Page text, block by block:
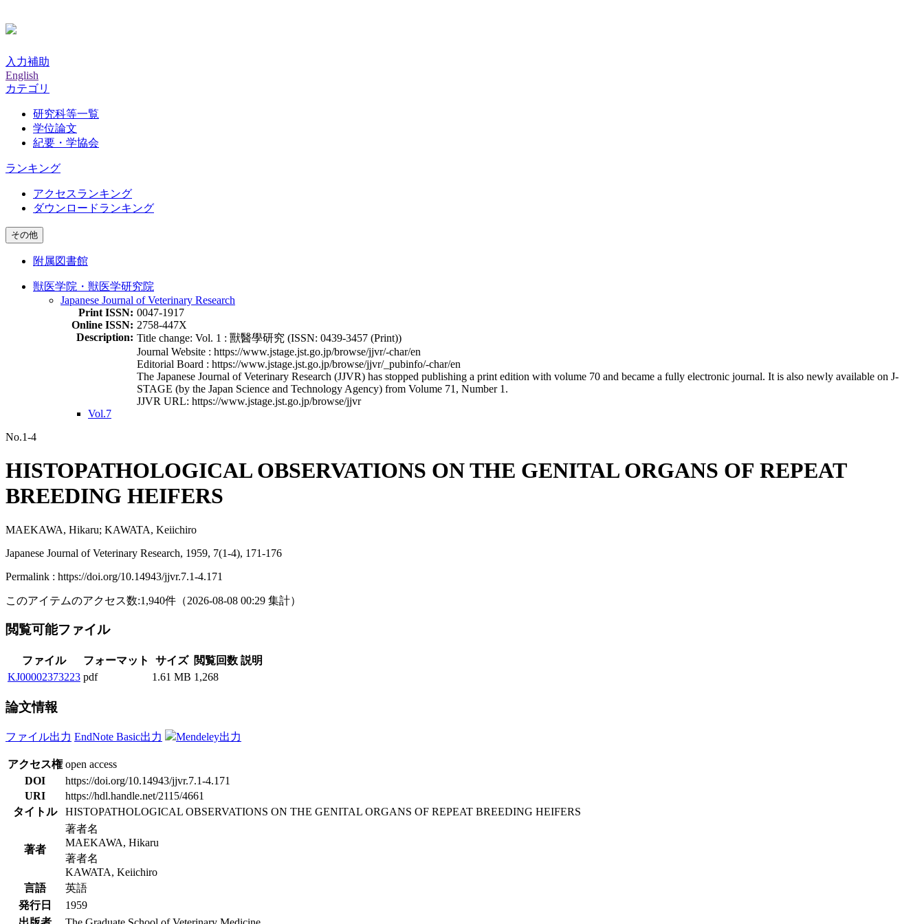
入力補助
English
カテゴリ
研究科等一覧
学位論文
紀要・学協会
ランキング
アクセスランキング
ダウンロードランキング
その他
附属図書館
獣医学院・獣医学研究院
Japanese Journal of Veterinary Research
Print ISSN: 0047-1917
Online ISSN: 2758-447X
Description: Title change: Vol. 1 : 獸醫學研究 (ISSN: 0439-3457 (Print))
Journal Website : https://www.jstage.jst.go.jp/browse/jjvr/-char/en
Editorial Board : https://www.jstage.jst.go.jp/browse/jjvr/_pubinfo/-char/en
The Japanese Journal of Veterinary Research (JJVR) has stopped publishing a print edition with volume 70 and became a fully electronic journal. It is also newly available on J-
STAGE (by the Japan Science and Technology Agency) from Volume 71, Number 1.
JJVR URL: https://www.jstage.jst.go.jp/browse/jjvr
Vol.7
No.1-4
HISTOPATHOLOGICAL OBSERVATIONS ON THE GENITAL ORGANS OF REPEAT
BREEDING HEIFERS
MAEKAWA, Hikaru; KAWATA, Keiichiro
Japanese Journal of Veterinary Research, 1959, 7(1-4), 171-176
Permalink : https://doi.org/10.14943/jjvr.7.1-4.171
このアイテムのアクセス数:1,940件 （2026-08-08 00:29 集計）
閲覧可能ファイル
ファイル フォーマット サイズ 閲覧回数 説明
KJ00002373223 pdf 1.61 MB 1,268
論文情報
ファイル出力 EndNote Basic出力 Mendeley出力
アクセス権 open access
DOI
https://doi.org/10.14943/jjvr.7.1-4.171
URI
https://hdl.handle.net/2115/4661
タイトル
HISTOPATHOLOGICAL OBSERVATIONS ON THE GENITAL ORGANS OF REPEAT BREEDING HEIFERS
著者
著者名
MAEKAWA, Hikaru
著者名
KAWATA, Keiichiro
言語
英語
発行日
1959